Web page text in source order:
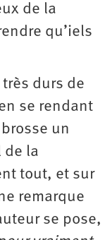
de la
qu’iels
durs de
se rendant
un
de la
tout, et sur
remarque
se pose,